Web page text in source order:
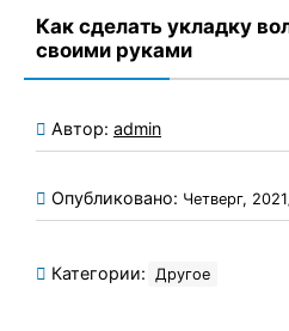
Как сделать укладку
своими руками
Автор: admin
Опубликовано: Четверг,
Категории: Другое